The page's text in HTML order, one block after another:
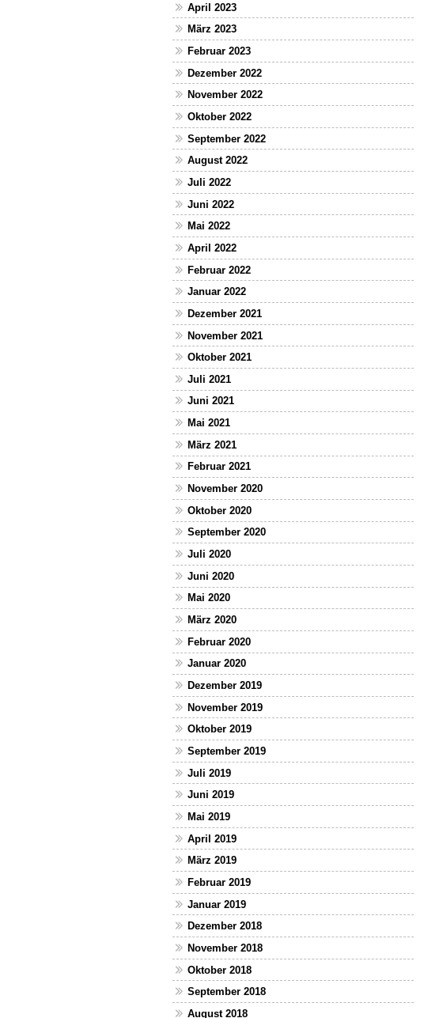
April 2023
März 2023
Februar 2023
Dezember 2022
November 2022
Oktober 2022
September 2022
August 2022
Juli 2022
Juni 2022
Mai 2022
April 2022
Februar 2022
Januar 2022
Dezember 2021
November 2021
Oktober 2021
Juli 2021
Juni 2021
Mai 2021
März 2021
Februar 2021
November 2020
Oktober 2020
September 2020
Juli 2020
Juni 2020
Mai 2020
März 2020
Februar 2020
Januar 2020
Dezember 2019
November 2019
Oktober 2019
September 2019
Juli 2019
Juni 2019
Mai 2019
April 2019
März 2019
Februar 2019
Januar 2019
Dezember 2018
November 2018
Oktober 2018
September 2018
August 2018